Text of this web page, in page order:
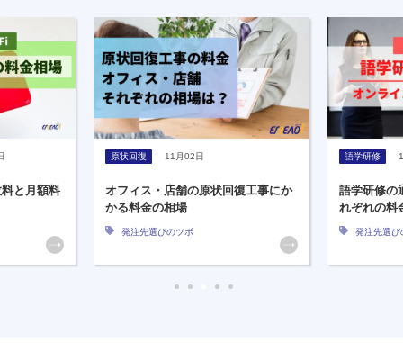
と月額料
原状回復 11月02日
オフィス・店舗の原状回復工事にか
かる料金の相場
発注先選びのツボ
語学研修
語学研修の
れぞれの料
発注先選び